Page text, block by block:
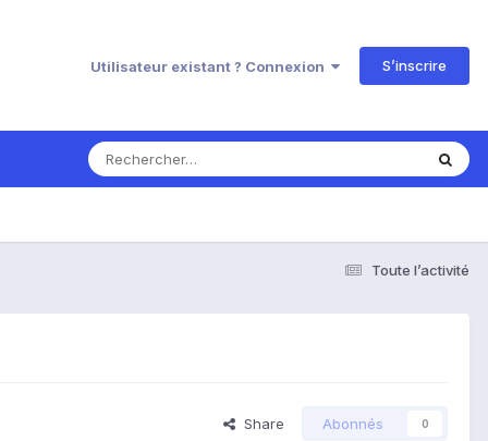
Utilisateur existant ? Connexion S’inscrire
Toute l’activité
Share Abonnés 0